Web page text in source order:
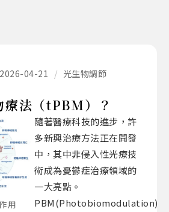
2026-04-21 / 光生物調節
療法（tPBM）？
用
隨著醫療科技的進步，許
多新興治療方法正在開發
中，其中非侵入性光療技
術成為憂鬱症治療領域的
一大亮點。
PBM(Photobiomodulation)